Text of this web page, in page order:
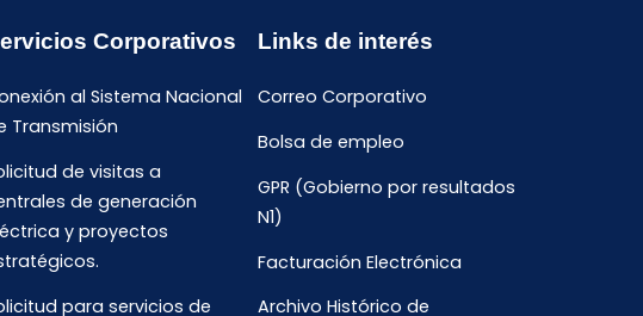
Corporativos
al Sistema Nacional
Transmisión
de visitas a
de generación
y proyectos
para servicios de
Links de interés
Correo Corporativo
Bolsa de empleo
GPR (Gobierno por resultados
N1)
Facturación Electrónica
Archivo Histórico de